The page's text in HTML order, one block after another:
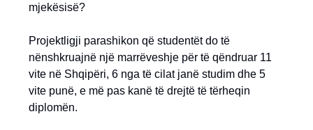
mjekësisë?
Projektligji parashikon që studentët do të
nënshkruajnë një marrëveshje për të qëndruar 11
vite në Shqipëri, 6 nga të cilat janë studim dhe 5
vite punë, e më pas kanë të drejtë të tërheqin
diplomën.